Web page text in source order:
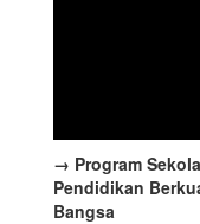
→ Program
Pendidikan
Bangsa